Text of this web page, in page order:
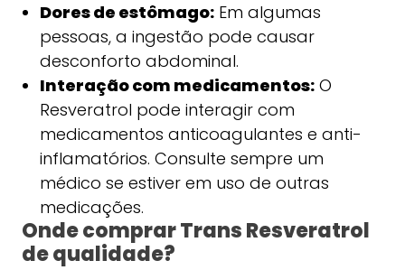
Dores de estômago:Em algumas
pessoas, a ingestão pode causar
desconforto abdominal.
Interação com medicamentos:O
Resveratrol pode interagir com
medicamentos anticoagulantes e anti-
inflamatórios. Consulte sempre um
médico se estiver em uso de outras
medicações.
Onde comprar Trans Resveratrol
de qualidade?